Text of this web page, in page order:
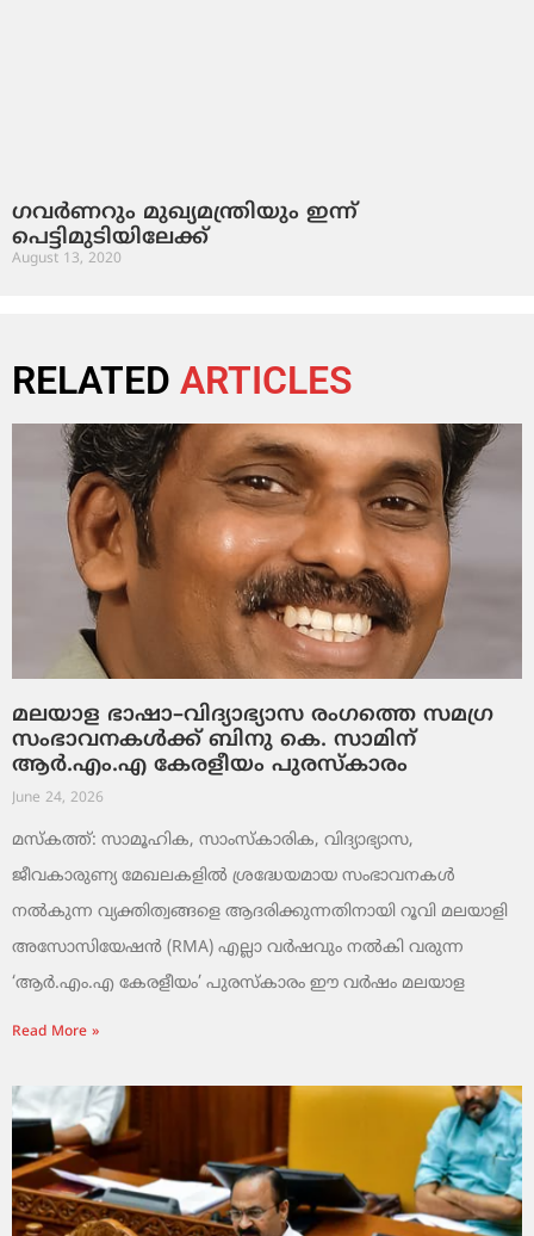
ഗവർണറും മുഖ്യമന്ത്രിയും ഇന്ന്
പെട്ടിമുടിയിലേക്ക്
August 13, 2020
RELATED ARTICLES
മലയാള ഭാഷാ–വിദ്യാഭ്യാസ രംഗത്തെ സമഗ്ര
സംഭാവനകൾക്ക് ബിനു കെ. സാമിന്
ആർ.എം.എ കേരളീയം പുരസ്‌കാരം
June 24, 2026
മസ്കത്ത്: സാമൂഹിക, സാംസ്‌കാരിക, വിദ്യാഭ്യാസ,
ജീവകാരുണ്യ മേഖലകളിൽ ശ്രദ്ധേയമായ സംഭാവനകൾ
നൽകുന്ന വ്യക്തിത്വങ്ങളെ ആദരിക്കുന്നതിനായി റൂവി മലയാളി
അസോസിയേഷൻ (RMA) എല്ലാ വർഷവും നൽകി വരുന്ന
‘ആർ.എം.എ കേരളീയം’ പുരസ്‌കാരം ഈ വർഷം മലയാള
Read More »